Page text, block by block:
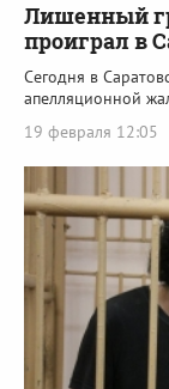
Лишенный
проиграл в
Сегодня в
апелляционной
19 февраля 12:05